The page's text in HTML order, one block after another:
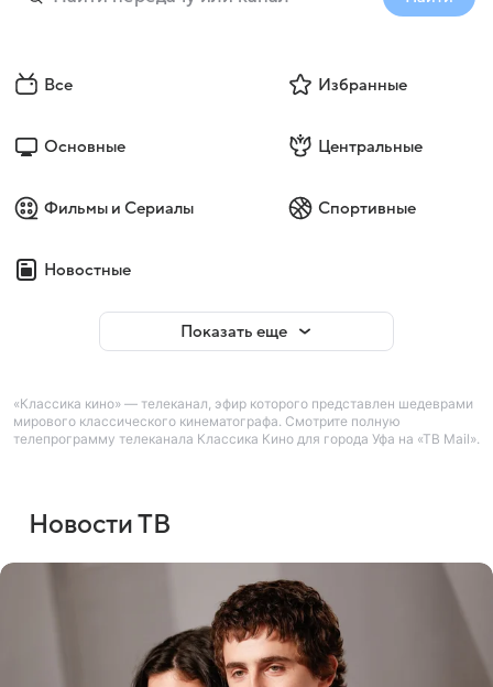
Все Избранные
Основные Центральные
Фильмы и Сериалы Спортивные
Новостные
Показать еще
«Классика кино» — телеканал, эфир которого представлен шедеврами
мирового классического кинематографа. Смотрите полную
телепрограмму телеканала Классика Кино для города Уфа на «ТВ Mail».
Новости ТВ